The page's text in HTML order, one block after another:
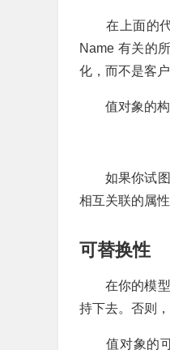
在上面的代
Name 有关的
化，而不是客
值对象的构
如果你试图
相互关联的属
可替换性
在你的模型
持下去。否则
值对象的可